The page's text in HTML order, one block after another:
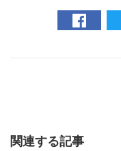
関連する記事